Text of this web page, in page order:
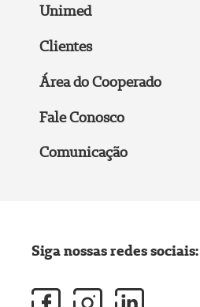
Unimed
Clientes
Área do Cooperado
Fale Conosco
Comunicação
Siga nossas redes sociais: